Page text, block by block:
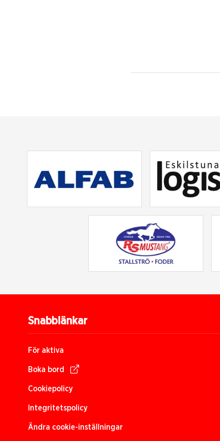
Snabblänkar
För aktiva
Boka bord
Cookiepolicy
Integritetspolicy
Ändra cookie-inställningar